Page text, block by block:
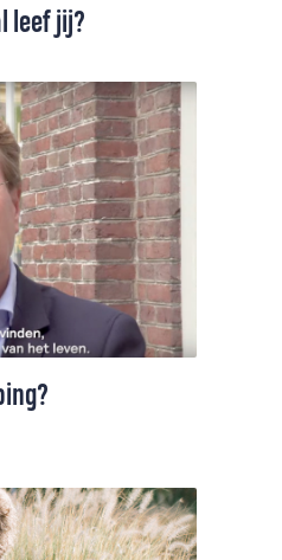
leef jij?
zomerse mini-
Het Stift en
Met welk
jij?
Het Stift en
Wat is je